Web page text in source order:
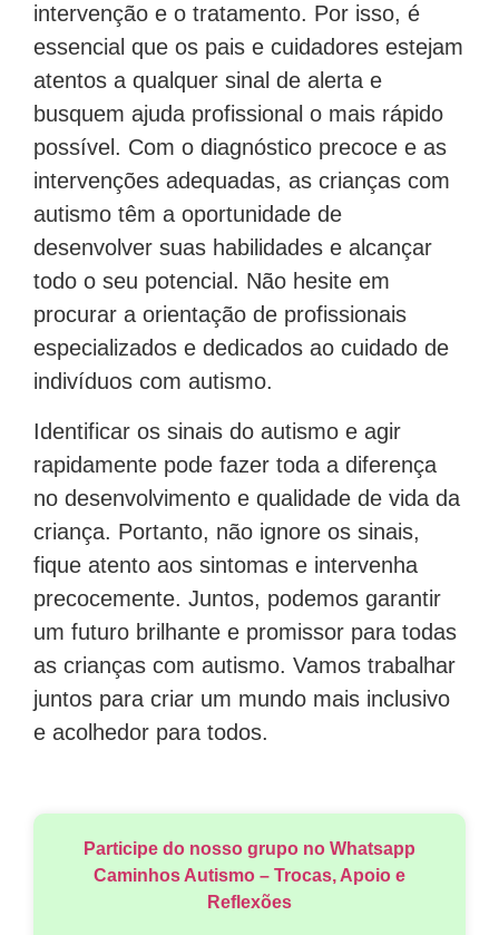
intervenção e o tratamento. Por isso, é
essencial que os pais e cuidadores estejam
atentos a qualquer sinal de alerta e
busquem ajuda profissional o mais rápido
possível. Com o diagnóstico precoce e as
intervenções adequadas, as crianças com
autismo têm a oportunidade de
desenvolver suas habilidades e alcançar
todo o seu potencial. Não hesite em
procurar a orientação de profissionais
especializados e dedicados ao cuidado de
indivíduos com autismo.
Identificar os sinais do autismo e agir
rapidamente pode fazer toda a diferença
no desenvolvimento e qualidade de vida da
criança. Portanto, não ignore os sinais,
fique atento aos sintomas e intervenha
precocemente. Juntos, podemos garantir
um futuro brilhante e promissor para todas
as crianças com autismo. Vamos trabalhar
juntos para criar um mundo mais inclusivo
e acolhedor para todos.
Participe do nosso grupo no Whatsapp
Caminhos Autismo – Trocas, Apoio e
Reflexões